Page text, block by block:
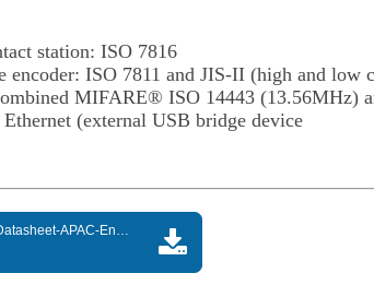
station: ISO 7816
encoder: ISO 7811 and JIS-II (high and low
MIFARE® ISO 14443 (13.56MHz)
(external USB bridge device
Zebra-ZXP-Series-8-Secure-Issuance-Datasheet-APAC-English.pdf